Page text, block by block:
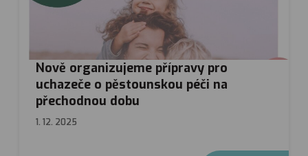
Nově organizujeme přípravy pro
uchazeče o pěstounskou péči na
přechodnou dobu
1. 12. 2025